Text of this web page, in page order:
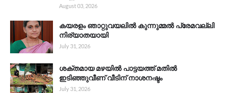
August 03, 2026
കയരളം ഞാറ്റുവയലിൽ കുന്നുമ്മൽ പ്രേമവല്ലി
നിര്യാതയായി
July 31, 2026
ശക്തമായ മഴയിൽ പാട്ടയത്ത് മതിൽ
ഇടിഞ്ഞുവീണ് വീടിന് നാശനഷ്ടം
July 31, 2026